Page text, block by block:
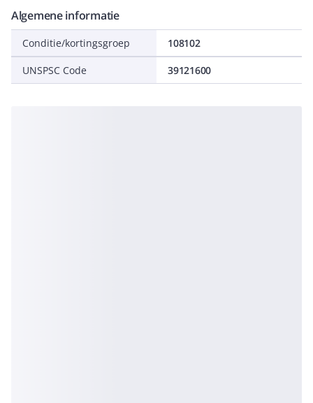
Algemene informatie
Conditie/kortingsgroep 108102
UNSPSC Code 39121600